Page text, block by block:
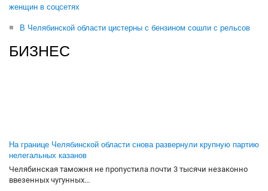
женщин в соцсетях
В Челябинской области цистерны с бензином сошли с рельсов
БИЗНЕС
На границе Челябинской области снова развернули крупную партию
нелегальных казанов
Челябинская таможня не пропустила почти 3 тысячи незаконно
ввезенных чугунных...